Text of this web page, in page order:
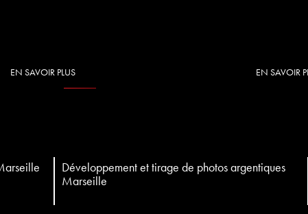
EN SAVOIR PLUS EN SAVOIR
Développement et tirage de photos argentiques
Marseille